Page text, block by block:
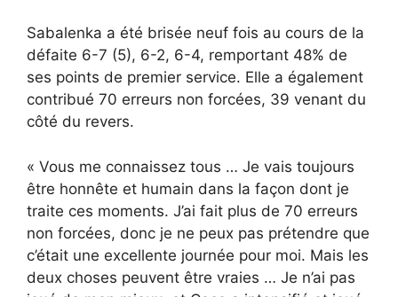
Sabalenka a été brisée neuf fois au cours de la
défaite 6-7 (5), 6-2, 6-4, remportant 48% de
ses points de premier service. Elle a également
contribué 70 erreurs non forcées, 39 venant du
côté du revers.
« Vous me connaissez tous … Je vais toujours
être honnête et humain dans la façon dont je
traite ces moments. J’ai fait plus de 70 erreurs
non forcées, donc je ne peux pas prétendre que
c’était une excellente journée pour moi. Mais les
deux choses peuvent être vraies … Je n’ai pas